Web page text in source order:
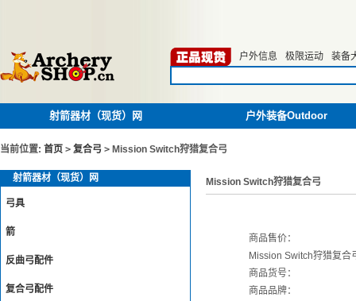
户外信息 极限运动 装备
射箭器材（现货）网 户外装备Outdoor
当前位置: 首页 > 复合弓 > Mission Switch狩猎复合弓
射箭器材（现货）网
弓具
箭
反曲弓配件
复合弓配件
Mission Switch狩猎复合弓
商品售价：
Mission Switch狩猎复合
商品货号：
商品品牌：